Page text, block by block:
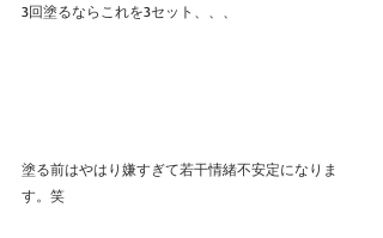
3回塗るならこれを3セット、、、
塗る前はやはり嫌すぎて若干情緒不安定になりま
す。笑